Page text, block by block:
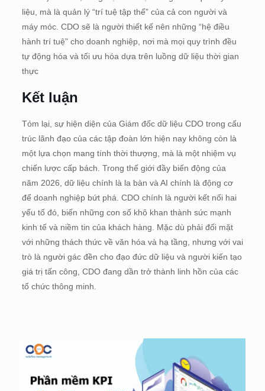
liệu, mà là quản lý “trí tuệ tập thể” của cả con người và
máy móc. CDO sẽ là người thiết kế nên những “hệ điều
hành trí tuệ” cho doanh nghiệp, nơi mà mọi quy trình đều
tự động hóa và tối ưu hóa dựa trên luồng dữ liệu thời gian
thực
Kết luận
Tóm lại, sự hiện diện của Giám đốc dữ liệu CDO trong cấu
trúc lãnh đạo của các tập đoàn lớn hiện nay không còn là
một lựa chọn mang tính thời thượng, mà là một nhiệm vụ
chiến lược cấp bách. Trong thế giới đầy biến động của
năm 2026, dữ liệu chính là la bàn và AI chính là động cơ
để doanh nghiệp bứt phá. CDO chính là người kết nối hai
yếu tố đó, biến những con số khô khan thành sức mạnh
kinh tế và niềm tin của khách hàng. Mặc dù phải đối mặt
với những thách thức về văn hóa và hạ tầng, nhưng với vai
trò là người gác đền cho đạo đức dữ liệu và người kiến tạo
giá trị tấn công, CDO đang dần trở thành linh hồn của các
tổ chức thông minh.